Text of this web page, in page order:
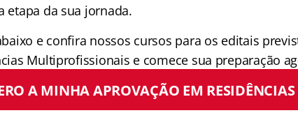
etapa da sua jornada.
e confira nossos cursos para os editais
Multiprofissionais e comece sua preparação
A MINHA APROVAÇÃO EM